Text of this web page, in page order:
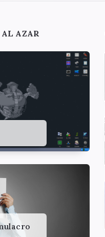
AL AZAR